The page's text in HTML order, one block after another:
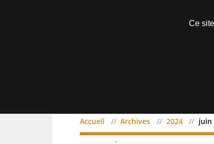
Accueil Archives 2024 juin
Filtrer par domaine
Ce